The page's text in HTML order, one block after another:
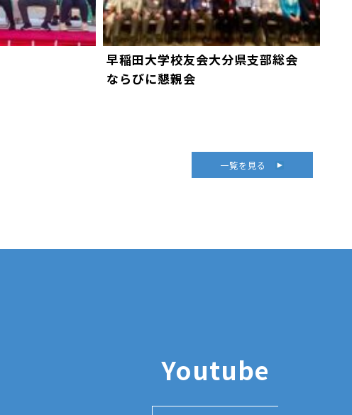
早稲田大学校友会大分県支部総会
ならびに懇親会
一覧を見る
Youtube